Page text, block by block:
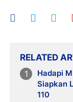
RELATED
Hadapi
Siapkan
110